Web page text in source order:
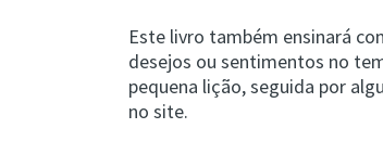
Este livro também ensinará
desejos ou sentimentos no
pequena lição, seguida por
no site.